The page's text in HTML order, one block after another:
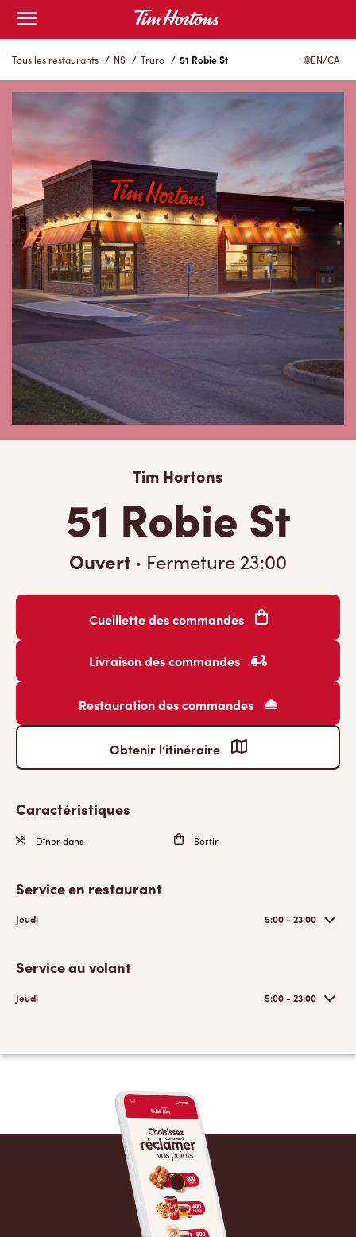
Skip
Content
Open
mobile
menu
Tous les restaurants / NS / Truro / 51 Robie St EN/CA
Tim Hortons
51 Robie St
Ouvert · Fermeture 23:00
Cueillette des commandes
Livraison des commandes
Restauration des commandes
Obtenir l’itinéraire
Caractéristiques
Dîner dans Sortir
Service en restaurant
Jeudi 5:00 - 23:00
Service au volant
Jeudi 5:00 - 23:00